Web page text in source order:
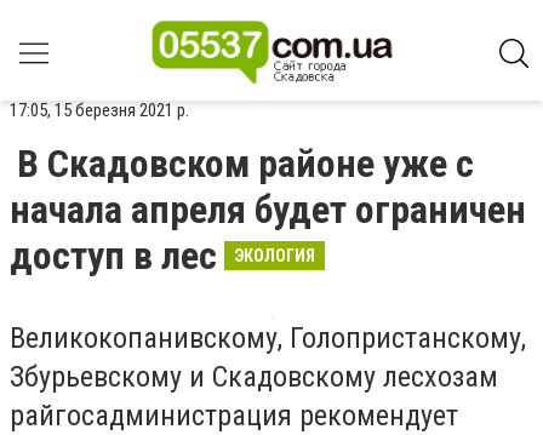
17:05, 15 березня 2021 р.
В Скадовском районе уже с
начала апреля будет ограничен
доступ в лес
ЭКОЛОГИЯ
Великокопанивскому, Голопристанскому,
Збурьевскому и Скадовскому лесхозам
райгосадминистрация рекомендует